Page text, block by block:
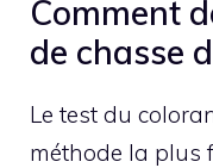
Comment
de chasse
Le test du
méthode la plus